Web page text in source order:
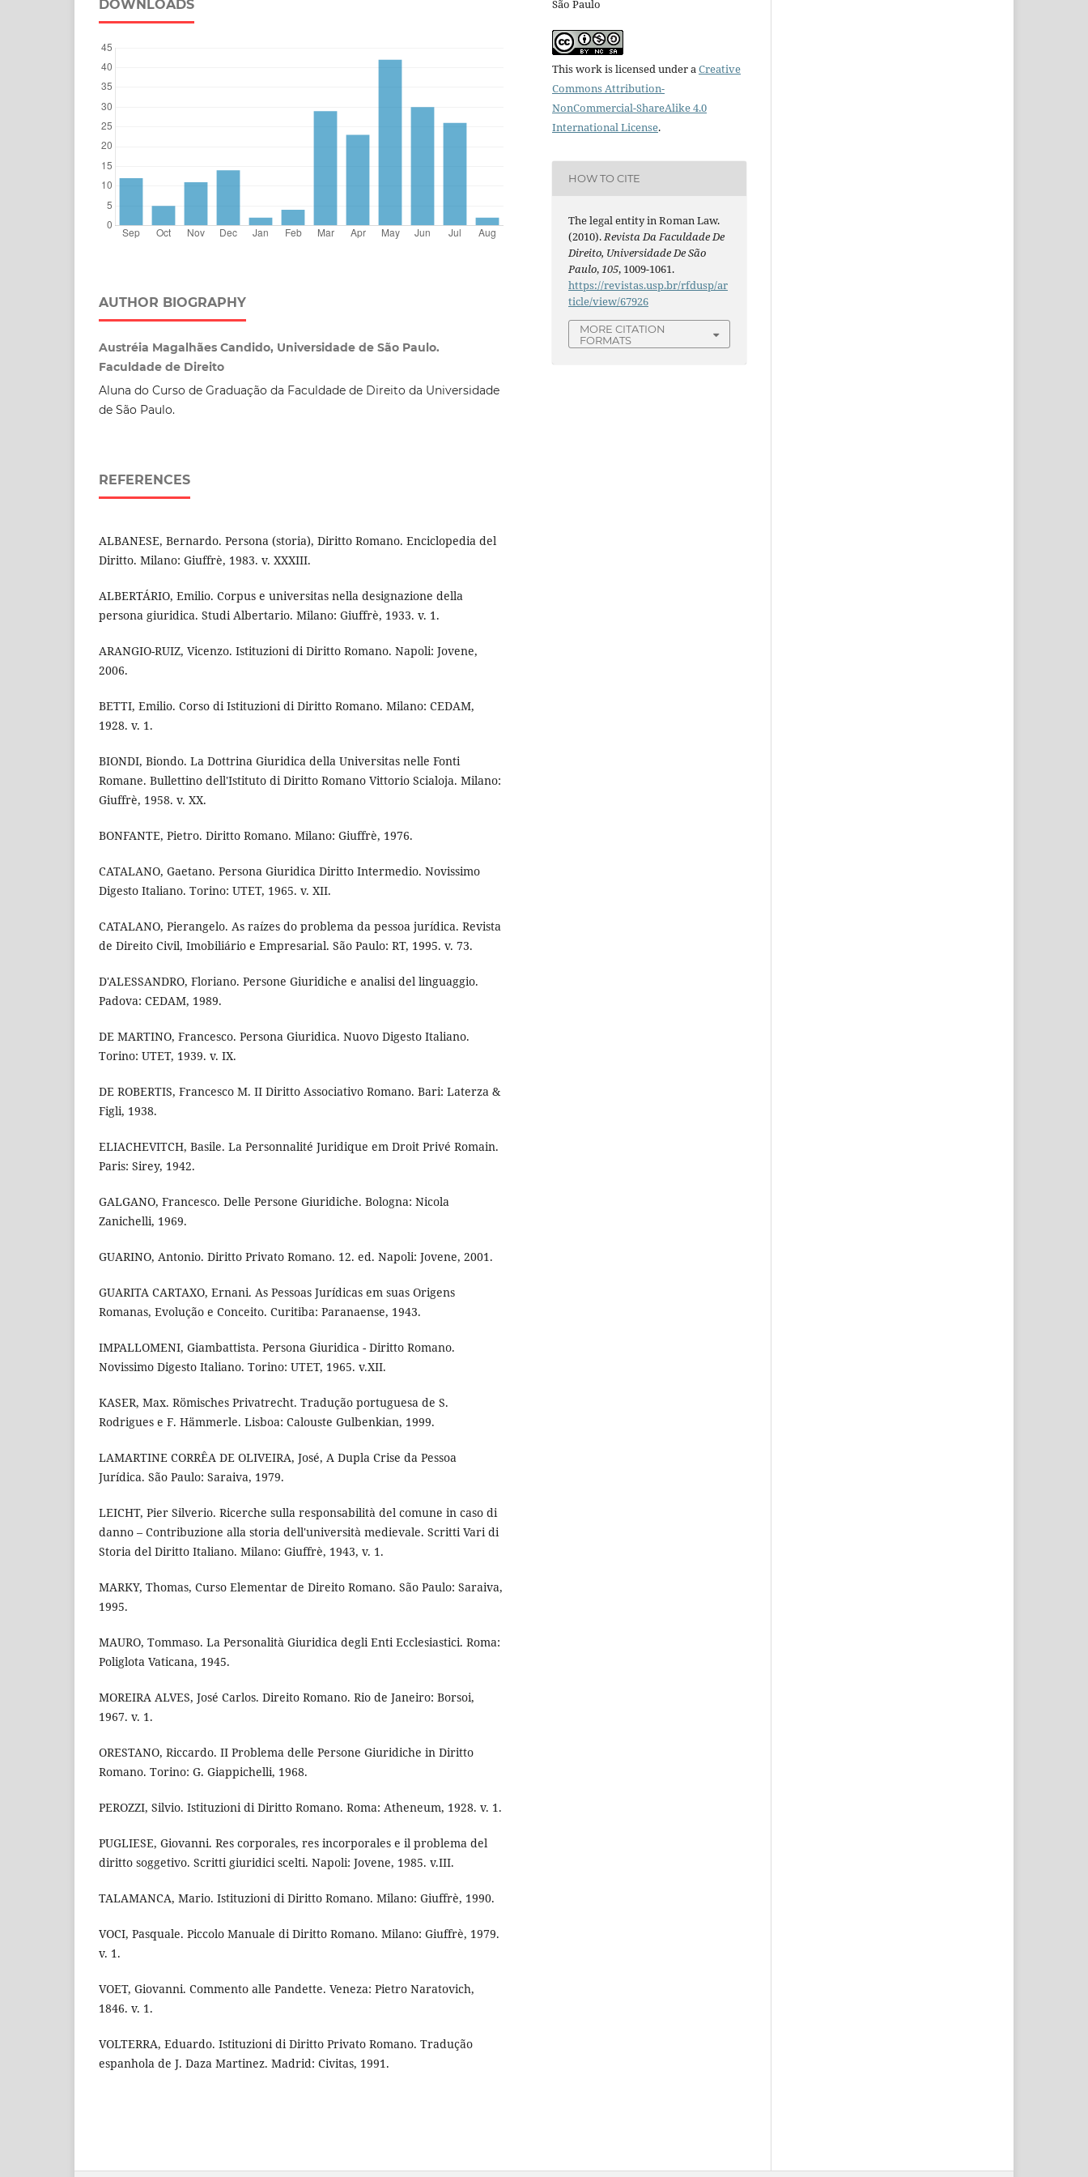
DOWNLOADS
AUTHOR BIOGRAPHY
Austréia Magalhães Candido, Universidade de São Paulo.
Faculdade de Direito
Aluna do Curso de Graduação da Faculdade de Direito da Universidade
de São Paulo.
REFERENCES
ALBANESE, Bernardo. Persona (storia), Diritto Romano. Enciclopedia del
Diritto. Milano: Giuffrè, 1983. v. XXXIII.
ALBERTÁRIO, Emilio. Corpus e universitas nella designazione della
persona giuridica. Studi Albertario. Milano: Giuffrè, 1933. v. 1.
ARANGIO-RUIZ, Vicenzo. Istituzioni di Diritto Romano. Napoli: Jovene,
2006.
BETTI, Emilio. Corso di Istituzioni di Diritto Romano. Milano: CEDAM,
1928. v. 1.
BIONDI, Biondo. La Dottrina Giuridica della Universitas nelle Fonti
Romane. Bullettino dell'Istituto di Diritto Romano Vittorio Scialoja. Milano:
Giuffrè, 1958. v. XX.
BONFANTE, Pietro. Diritto Romano. Milano: Giuffrè, 1976.
CATALANO, Gaetano. Persona Giuridica Diritto Intermedio. Novissimo
Digesto Italiano. Torino: UTET, 1965. v. XII.
CATALANO, Pierangelo. As raízes do problema da pessoa jurídica. Revista
de Direito Civil, Imobiliário e Empresarial. São Paulo: RT, 1995. v. 73.
D'ALESSANDRO, Floriano. Persone Giuridiche e analisi del linguaggio.
Padova: CEDAM, 1989.
DE MARTINO, Francesco. Persona Giuridica. Nuovo Digesto Italiano.
Torino: UTET, 1939. v. IX.
DE ROBERTIS, Francesco M. II Diritto Associativo Romano. Bari: Laterza &
Figli, 1938.
ELIACHEVITCH, Basile. La Personnalité Juridique em Droit Privé Romain.
Paris: Sirey, 1942.
GALGANO, Francesco. Delle Persone Giuridiche. Bologna: Nicola
Zanichelli, 1969.
GUARINO, Antonio. Diritto Privato Romano. 12. ed. Napoli: Jovene, 2001.
GUARITA CARTAXO, Ernani. As Pessoas Jurídicas em suas Origens
Romanas, Evolução e Conceito. Curitiba: Paranaense, 1943.
IMPALLOMENI, Giambattista. Persona Giuridica - Diritto Romano.
Novissimo Digesto Italiano. Torino: UTET, 1965. v.XII.
KASER, Max. Römisches Privatrecht. Tradução portuguesa de S.
Rodrigues e F. Hämmerle. Lisboa: Calouste Gulbenkian, 1999.
LAMARTINE CORRÊA DE OLIVEIRA, José, A Dupla Crise da Pessoa
Jurídica. São Paulo: Saraiva, 1979.
LEICHT, Pier Silverio. Ricerche sulla responsabilità del comune in caso di
danno – Contribuzione alla storia dell'università medievale. Scritti Vari di
Storia del Diritto Italiano. Milano: Giuffrè, 1943, v. 1.
MARKY, Thomas, Curso Elementar de Direito Romano. São Paulo: Saraiva,
1995.
MAURO, Tommaso. La Personalità Giuridica degli Enti Ecclesiastici. Roma:
Poliglota Vaticana, 1945.
MOREIRA ALVES, José Carlos. Direito Romano. Rio de Janeiro: Borsoi,
1967. v. 1.
ORESTANO, Riccardo. II Problema delle Persone Giuridiche in Diritto
Romano. Torino: G. Giappichelli, 1968.
PEROZZI, Silvio. Istituzioni di Diritto Romano. Roma: Atheneum, 1928. v. 1.
PUGLIESE, Giovanni. Res corporales, res incorporales e il problema del
diritto soggetivo. Scritti giuridici scelti. Napoli: Jovene, 1985. v.III.
TALAMANCA, Mario. Istituzioni di Diritto Romano. Milano: Giuffrè, 1990.
VOCI, Pasquale. Piccolo Manuale di Diritto Romano. Milano: Giuffrè, 1979.
v. 1.
VOET, Giovanni. Commento alle Pandette. Veneza: Pietro Naratovich,
1846. v. 1.
VOLTERRA, Eduardo. Istituzioni di Diritto Privato Romano. Tradução
espanhola de J. Daza Martinez. Madrid: Civitas, 1991.
São Paulo
This work is licensed under a Creative
Commons Attribution-
NonCommercial-ShareAlike 4.0
International License.
HOW TO CITE
The legal entity in Roman Law.
(2010). Revista Da Faculdade De
Direito, Universidade De São
Paulo, 105, 1009-1061.
https://revistas.usp.br/rfdusp/ar
ticle/view/67926
MORE CITATION
FORMATS